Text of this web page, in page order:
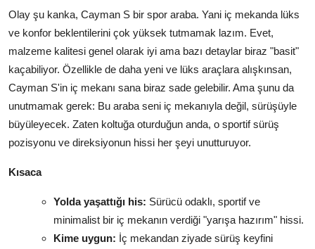
Olay şu kanka, Cayman S bir spor araba. Yani iç mekanda lüks
ve konfor beklentilerini çok yüksek tutmamak lazım. Evet,
malzeme kalitesi genel olarak iyi ama bazı detaylar biraz "basit"
kaçabiliyor. Özellikle de daha yeni ve lüks araçlara alışkınsan,
Cayman S'in iç mekanı sana biraz sade gelebilir. Ama şunu da
unutmamak gerek: Bu araba seni iç mekanıyla değil, sürüşüyle
büyüleyecek. Zaten koltuğa oturduğun anda, o sportif sürüş
pozisyonu ve direksiyonun hissi her şeyi unutturuyor.
Kısaca
Yolda yaşattığı his: Sürücü odaklı, sportif ve
minimalist bir iç mekanın verdiği "yarışa hazırım" hissi.
Kime uygun: İç mekandan ziyade sürüş keyfini